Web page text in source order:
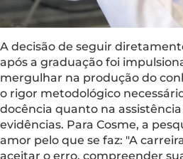
A decisão de seguir
após a graduação foi
mergulhar na produção do
o rigor metodológico
docência quanto na
evidências. Para Cosme, a
amor pelo que se faz: "A
aceitar o erro, compreender